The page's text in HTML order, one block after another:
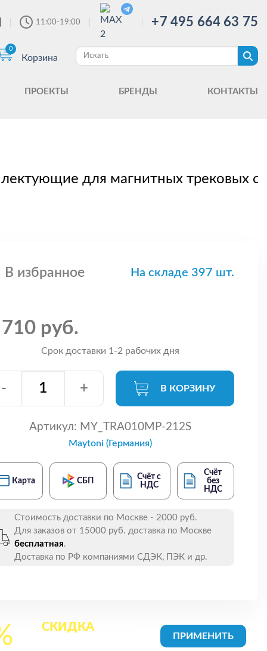
11:00-19:00 +7 495 664 63 75
0
Корзина
ПРОЕКТЫ БРЕНДЫ КОНТАКТЫ
для магнитных трековых
В избранное На складе 397 шт.
руб.
Срок доставки 1-2 рабочих дня
- + В КОРЗИНУ
Артикул: MY_TRA010MP-212S
Maytoni (Германия)
Карта СБП
Счёт с
НДС
Счёт
без
НДС
Стоимость доставки по Москве - 2000 руб.
Для заказов от 15000 руб. доставка по Москве
бесплатная.
Доставка по РФ компаниями СДЭК, ПЭК и др.
СКИДКА